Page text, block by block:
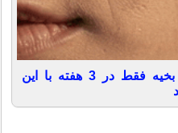
کاهش چشمگیر جای زخم و بخیه فقط در 3 هفته با این